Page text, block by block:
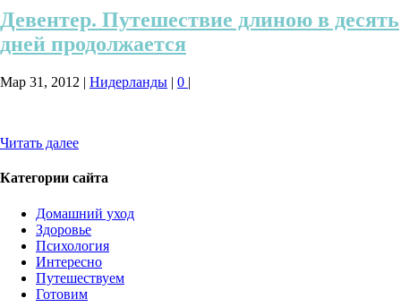
Девентер. Путешествие длиною в десять
дней продолжается
Мар 31, 2012 | Нидерланды | 0 |
Читать далее
Категории сайта
Домашний уход
Здоровье
Психология
Интересно
Путешествуем
Готовим